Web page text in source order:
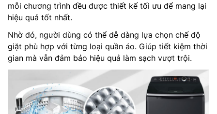
mỗi chương trình đều được thiết kế tối ưu để mang lại
hiệu quả tốt nhất.
Nhờ đó, người dùng có thể dễ dàng lựa chọn chế độ
giặt phù hợp với từng loại quần áo. Giúp tiết kiệm thời
gian mà vẫn đảm bảo hiệu quả làm sạch vượt trội.